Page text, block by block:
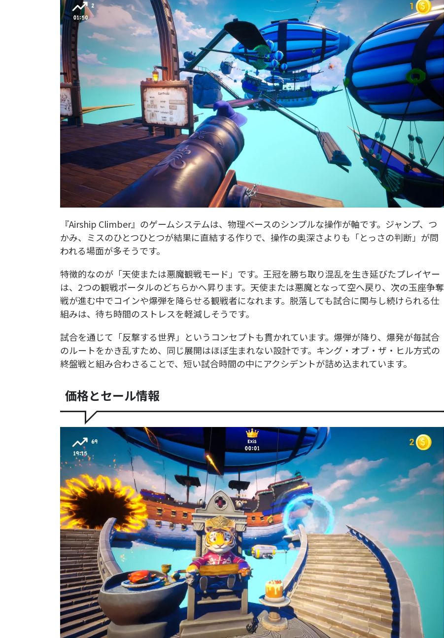
『Airship Climber』のゲームシステムは、物理ベースのシンプルな操作が軸です。ジャンプ、つ
かみ、ミスのひとつひとつが結果に直結する作りで、操作の奥深さよりも「とっさの判断」が問
われる場面が多そうです。
特徴的なのが「天使または悪魔観戦モード」です。王冠を勝ち取り混乱を生き延びたプレイヤー
は、2つの観戦ポータルのどちらかへ昇ります。天使または悪魔となって空へ戻り、次の玉座争奪
戦が進む中でコインや爆弾を降らせる観戦者になれます。脱落しても試合に関与し続けられる仕
組みは、待ち時間のストレスを軽減しそうです。
試合を通じて「反撃する世界」というコンセプトも貫かれています。爆弾が降り、爆発が毎試合
のルートをかき乱すため、同じ展開はほぼ生まれない設計です。キング・オブ・ザ・ヒル方式の
終盤戦と組み合わさることで、短い試合時間の中にアクシデントが詰め込まれています。
価格とセール情報